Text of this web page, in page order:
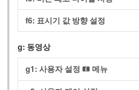
f6: 표시기 값 방향 설정
g: 동영상
g1: 사용자 설정 i 메뉴